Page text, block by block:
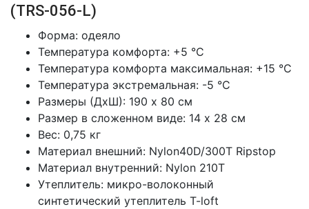
(TRS-056-L)
Форма: одеяло
Температура комфорта: +5 °С
Температура комфорта максимальная: +15 °С
Температура экстремальная: -5 °С
Размеры (ДхШ): 190 х 80 см
Размер в сложенном виде: 14 x 28 см
Вес: 0,75 кг
Материал внешний: Nylon40D/300T Ripstop
Материал внутренний: Nylon 210T
Утеплитель: микро-волоконный
синтетический утеплитель T-loft